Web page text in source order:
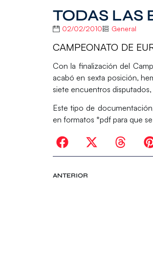
TODAS LAS
02/02/2010 General
CAMPEONATO DE
Con la finalización del
acabó en sexta posición,
siete encuentros
Este tipo de
en formatos *pdf para que
ANTERIOR